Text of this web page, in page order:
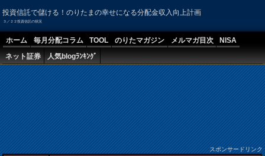
投資信託で儲ける！のりたまの幸せになる分配金収入向上計画
３／２２投資信託の状況
ホーム 毎月分配コラム TOOL のりたマガジン メルマガ目次
NISA
ネット証券
人気blogﾗﾝｷﾝｸﾞ
スポンサードリンク